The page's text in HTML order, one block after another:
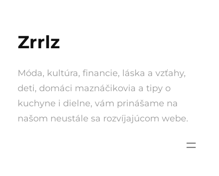
content
Zrrlz
Móda, kultúra, financie, láska a vzťahy,
deti, domáci maznáčikovia a tipy o
kuchyne i dielne, vám prinášame na
našom neustále sa rozvíjajúcom webe.